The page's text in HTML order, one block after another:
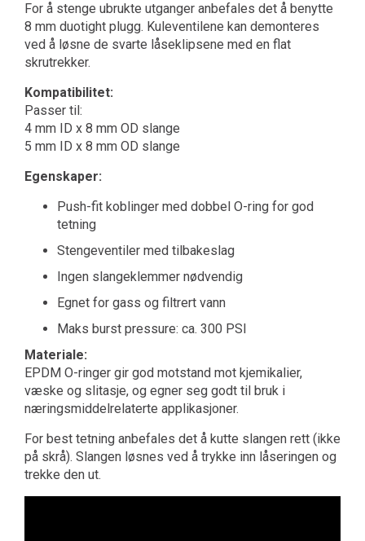
For å stenge ubrukte utganger anbefales det å benytte
8 mm duotight plugg. Kuleventilene kan demonteres
ved å løsne de svarte låseklipsene med en flat
skrutrekker.
Kompatibilitet:
Passer til:
4 mm ID x 8 mm OD slange
5 mm ID x 8 mm OD slange
Egenskaper:
Push-fit koblinger med dobbel O-ring for god
tetning
Stengeventiler med tilbakeslag
Ingen slangeklemmer nødvendig
Egnet for gass og filtrert vann
Maks burst pressure: ca. 300 PSI
Materiale:
EPDM O-ringer gir god motstand mot kjemikalier,
væske og slitasje, og egner seg godt til bruk i
næringsmiddelrelaterte applikasjoner.
For best tetning anbefales det å kutte slangen rett (ikke
på skrå). Slangen løsnes ved å trykke inn låseringen og
trekke den ut.